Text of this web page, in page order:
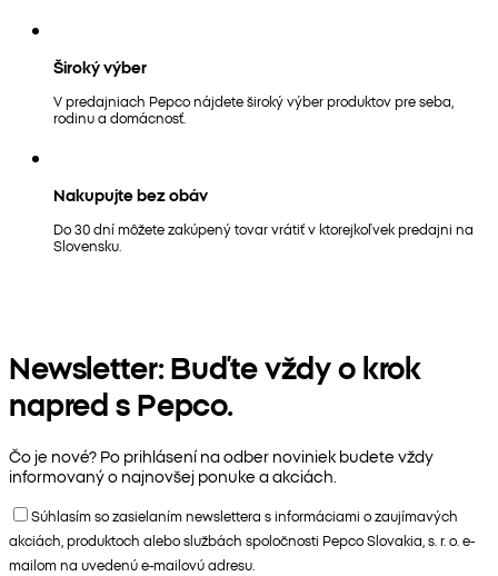
Široký výber
V predajniach Pepco nájdete široký výber produktov pre seba,
rodinu a domácnosť.
Nakupujte bez obáv
Do 30 dní môžete zakúpený tovar vrátiť v ktorejkoľvek predajni na
Slovensku.
Newsletter: Buďte vždy o krok
napred s Pepco.
Čo je nové? Po prihlásení na odber noviniek budete vždy
informovaný o najnovšej ponuke a akciách.
Súhlasím so zasielaním newslettera s informáciami o zaujímavých
akciách, produktoch alebo službách spoločnosti Pepco Slovakia, s. r. o. e-
mailom na uvedenú e-mailovú adresu.